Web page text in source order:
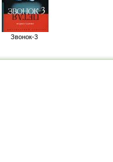
Звонок-3